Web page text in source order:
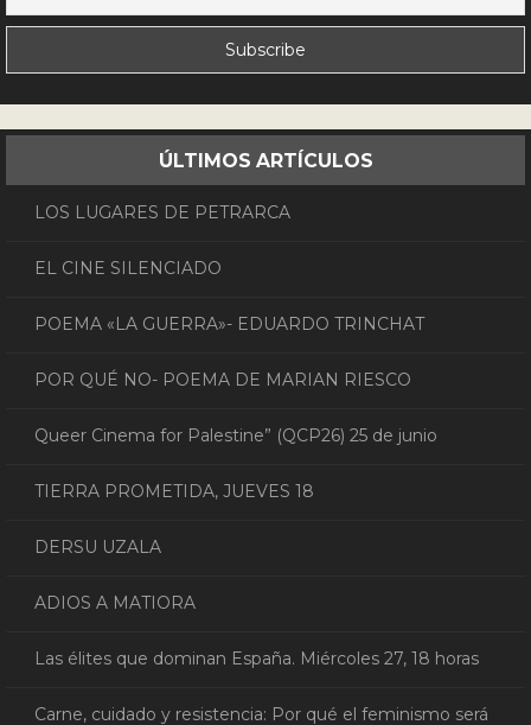
ÚLTIMOS ARTÍCULOS
LOS LUGARES DE PETRARCA
EL CINE SILENCIADO
POEMA «LA GUERRA»- EDUARDO TRINCHAT
POR QUÉ NO- POEMA DE MARIAN RIESCO
Queer Cinema for Palestine” (QCP26) 25 de junio
TIERRA PROMETIDA, JUEVES 18
DERSU UZALA
ADIOS A MATIORA
Las élites que dominan España. Miércoles 27, 18 horas
Carne, cuidado y resistencia: Por qué el feminismo será